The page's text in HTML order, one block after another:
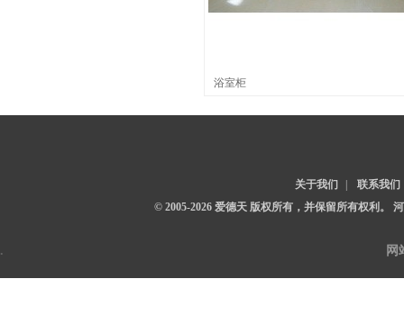
浴室柜
关于我们
联系我们
© 2005-2026 爱德天 版权所有，并保留所有权利。
. 网